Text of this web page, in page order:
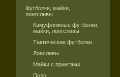
Футболки, майки,
лонгсливы
Камуфляжные футболки,
майки, лонгсливы
Тактические футболки
Лонсливы
Майки с принтами
Поло